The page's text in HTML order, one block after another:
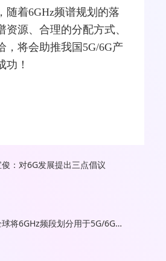
随着6GHz频谱规划的落
资源、合理的分配方式、
，将会助推我国5G/6G产
功！
：对6G发展提出三点倡议
工信部发布：率先在全球将6GHz频段划分用于5G/6G系统